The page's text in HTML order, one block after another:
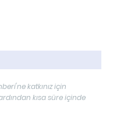
katkınız için
kısa süre içinde